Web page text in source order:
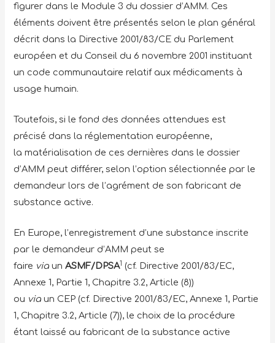
figurer dans le Module 3 du dossier d’AMM. Ces
éléments doivent être présentés selon le plan général
décrit dans la Directive 2001/83/CE du Parlement
européen et du Conseil du 6 novembre 2001 instituant
un code communautaire relatif aux médicaments à
usage humain.
Toutefois, si le fond des données attendues est
précisé dans la réglementation européenne,
la matérialisation de ces dernières dans le dossier
d’AMM peut différer, selon l’option sélectionnée par le
demandeur lors de l’agrément de son fabricant de
substance active.
En Europe, l’enregistrement d’une substance inscrite
par le demandeur d’AMM peut se
faire via unASMF/DPSA1 (cf. Directive 2001/83/EC,
Annexe 1, Partie 1, Chapitre 3.2, Article (8))
ou via un CEP (cf. Directive 2001/83/EC, Annexe 1, Partie
1, Chapitre 3.2, Article (7)), le choix de la procédure
étant laissé au fabricant de la substance active